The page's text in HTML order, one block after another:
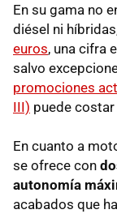
En su gama no
diésel ni
euros, una cifra
salvo
promociones
III) puede
En cuanto a
se ofrece con
autonomía
acabados que